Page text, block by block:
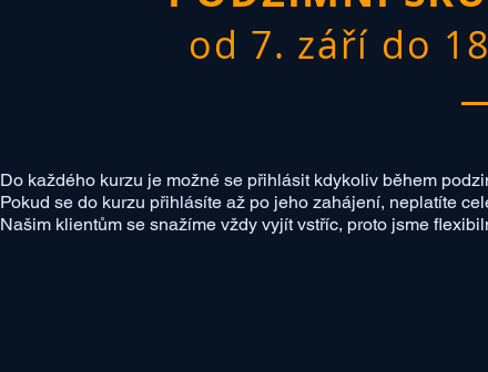
od 7. září do 18
​Do každého kurzu je možné se přihlásit kdykoliv během
Pokud se do kurzu přihlásíte až po jeho zahájení, neplatíte
Našim klientům se snažíme vždy vyjít vstříc, proto jsme